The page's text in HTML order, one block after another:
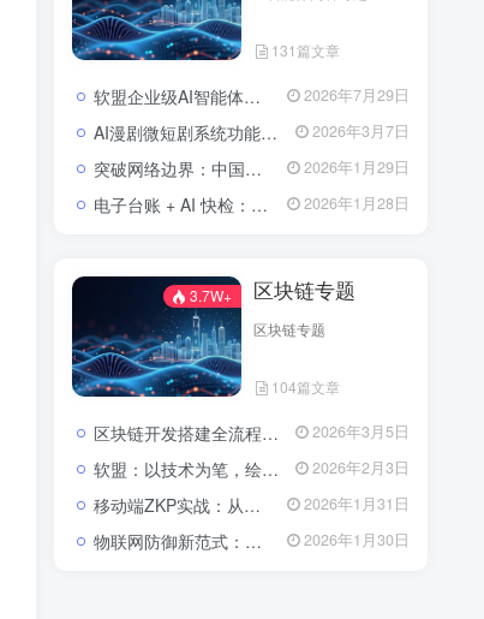
131篇文章
软盟企业级AI智能体定制开发业务全景：从技术交付到场景价值落地 2026年7月29日
AI漫剧微短剧系统功能包括了哪些？ 2026年3月7日
突破网络边界：中国实现全球首次人形机器人低轨卫星自主作业 2026年1月29日
电子台账 + AI 快检：区块链技术如何为农批市场食品安全上“双保险”？ 2026年1月28日
3.7W+ 区块链专题
区块链专题
104篇文章
区块链开发搭建全流程与成本解析：从架构设计到落地的系统性指南 2026年3月5日
软盟：以技术为笔，绘就数字经济新蓝图——全栈开发服务赋能企业数字化转型 2026年2月3日
移动端ZKP实战：从算法瓶颈到体验优化的全栈开发指南 2026年1月31日
物联网防御新范式：基于区块链与CSA 2.0的主动免疫体系 2026年1月30日